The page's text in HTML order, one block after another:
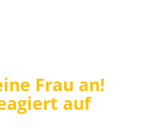
Frau an!
auf